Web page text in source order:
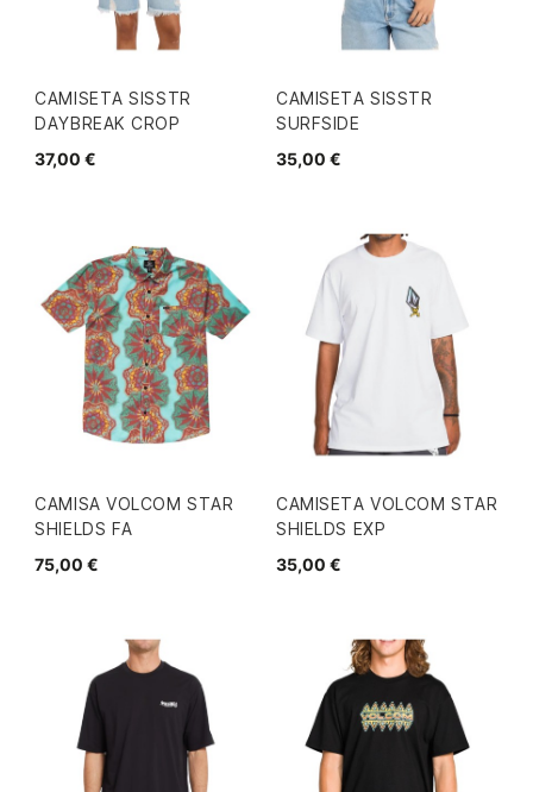
CAMISETA SISSTR
DAYBREAK CROP
37,00 €
CAMISETA SISSTR
SURFSIDE
35,00 €
CAMISA VOLCOM STAR
SHIELDS FA
75,00 €
CAMISETA VOLCOM STAR
SHIELDS EXP
35,00 €